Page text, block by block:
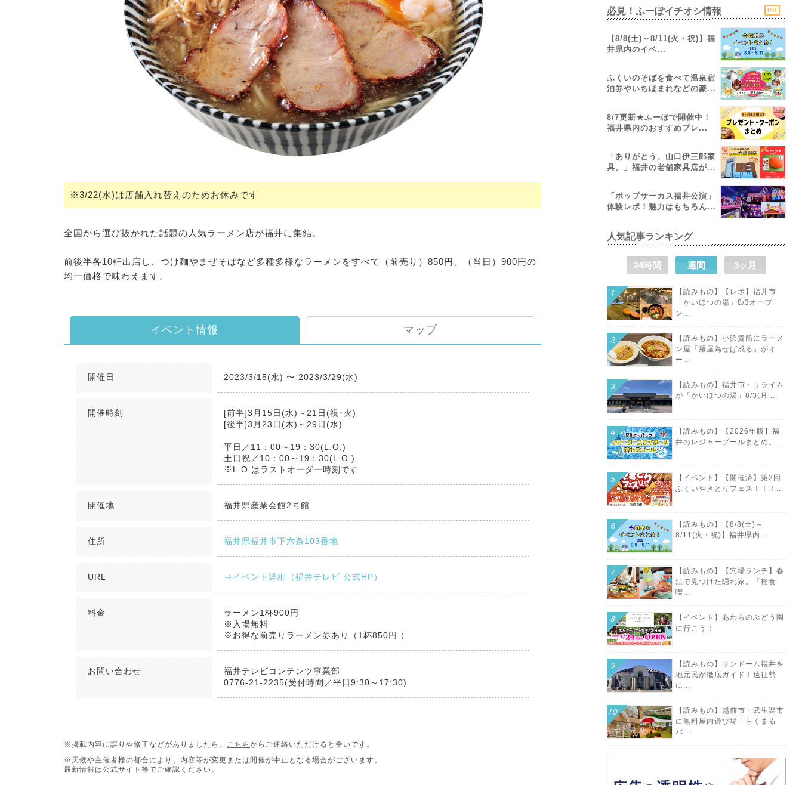
※3/22(水)は店舗入れ替えのためお休みです
全国から選び抜かれた話題の人気ラーメン店が福井に集結。
前後半各10軒出店し、つけ麺やまぜそばなど多種多様なラーメンをすべて（前売り）850円、（当日）900円の
均一価格で味わえます。
イベント情報 マップ
開催日 2023/3/15(水) 〜 2023/3/29(水)
開催時刻
[前半]3月15日(水)～21日(祝･火)
[後半]3月23日(木)～29日(水)
平日／11：00～19：30(L.O.)
土日祝／10：00～19：30(L.O.)
※L.O.はラストオーダー時刻です
開催地 福井県産業会館2号館
住所 福井県福井市下六条103番地
URL ⇒イベント詳細（福井テレビ 公式HP）
料金
ラーメン1杯900円
※入場無料
※お得な前売りラーメン券あり（1杯850円 ）
お問い合わせ
福井テレビコンテンツ事業部
0776-21-2235(受付時間／平日9:30～17:30)
※掲載内容に誤りや修正などがありましたら、 こちら からご連絡いただけると幸いです。
※天候や主催者様の都合により、内容等が変更または開催が中止となる場合がございます。
最新情報は公式サイト等でご確認ください。
必見！ふーぽイチオシ情報 PR
【8/8(土)～8/11(火・祝)】福
井県内のイベ...
ふくいのそばを食べて温泉宿
泊券やいちほまれなどの豪...
8/7更新★ふーぽで開催中！
福井県内のおすすめプレ...
「ありがとう、山口伊三郎家
具。」福井の老舗家具店が...
「ポップサーカス福井公演」
体験レポ！魅力はもちろん...
人気記事ランキング
24時間 週間 3ヶ月
【読みもの】【レポ】福井市
「かいほつの湯」8/3オープ
ン...
【読みもの】小浜貴船にラーメ
ン屋「麺屋為せば成る」がオ
ー...
【読みもの】福井市・リライム
が「かいほつの湯」8/3(月...
【読みもの】【2026年版】福
井のレジャープールまとめ。...
【イベント】【開催済】第2回
ふくいやきとりフェス！！！...
【読みもの】【8/8(土)～
8/11(火・祝)】福井県内...
【読みもの】【穴場ランチ】春
江で見つけた隠れ家。「軽食
喫...
【イベント】あわらのぶどう園
に行こう！
【読みもの】サンドーム福井を
地元民が徹底ガイド！遠征勢
に...
【読みもの】越前市・武生楽市
に無料屋内遊び場「らくまる
パ...